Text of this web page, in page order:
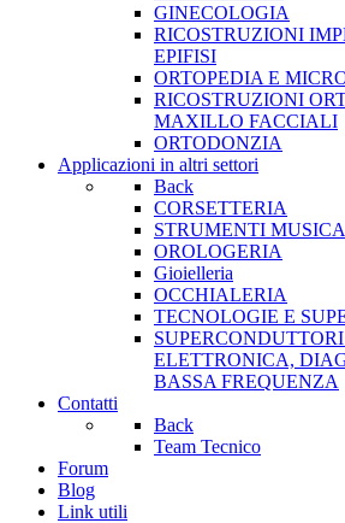
GINECOLOGIA
RICOSTRUZIONI
EPIFISI
ORTOPEDIA E
RICOSTRUZIONI
MAXILLO FACCIALI
ORTODONZIA
Applicazioni in altri settori
Back
CORSETTERIA
STRUMENTI
OROLOGERIA
Gioielleria
OCCHIALERIA
TECNOLOGIE E
SUPERCONDUTTORI
ELETTRONICA,
BASSA FREQUENZA
Contatti
Back
Team Tecnico
Forum
Blog
Link utili